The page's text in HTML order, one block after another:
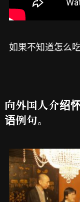
如果不知道怎么
向外国人介绍
语例句。